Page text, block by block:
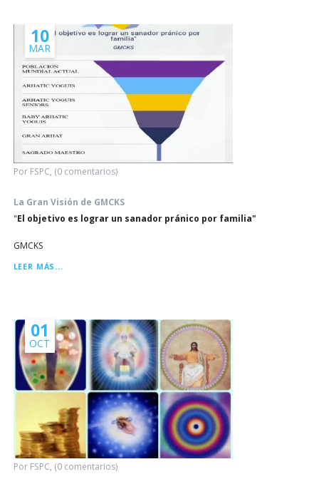
Por FSPC, (0 comentarios)
10
MAR
La Gran Visión de GMCKS
"El objetivo es lograr un sanador pránico por familia"
GMCKS
LEER MÁS...
Por FSPC, (0 comentarios)
01
OCT